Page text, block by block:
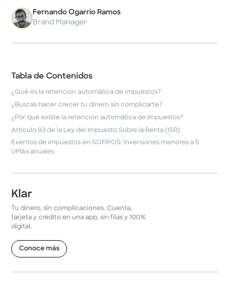
Fernando Ogarrio Ramos
Brand Manager
Tabla de Contenidos
¿Qué es la retención automática de impuestos?
¿Buscas hacer crecer tu dinero sin complicarte?
¿Por qué existe la retención automática de impuestos?
Artículo 93 de la Ley del Impuesto Sobre la Renta (ISR)
Exentos de impuestos en SOFIPOS: Inversiones menores a 5
UMAs anuales
Klar
Tu dinero, sin complicaciones. Cuenta,
tarjeta y crédito en una app, sin filas y 100%
digital.
Conoce más